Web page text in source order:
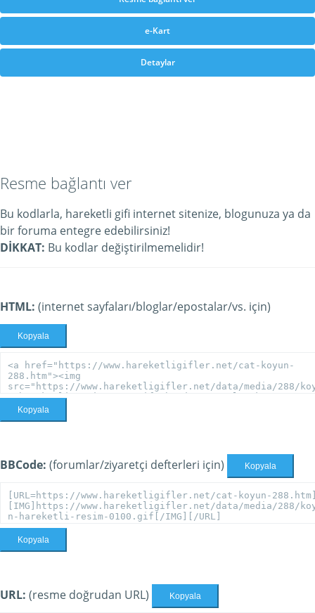
e-Kart
Detaylar
Resme bağlantı ver
Bu kodlarla, hareketli gifi internet sitenize, blogunuza ya da
bir foruma entegre edebilirsiniz!
DİKKAT: Bu kodlar değiştirilmemelidir!
HTML: (internet sayfaları/bloglar/epostalar/vs. için)
Kopyala
Kopyala
BBCode: (forumlar/ziyaretçi defterleri için) Kopyala
Kopyala
URL: (resme doğrudan URL) Kopyala